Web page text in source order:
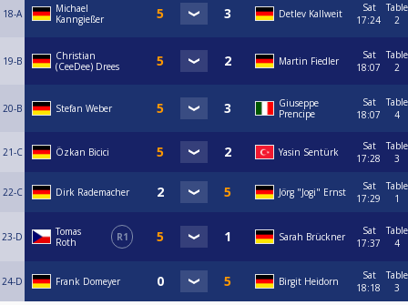
18-A
Michael
Kanngießer
Detlev Kallweit
Sat
17:24
Table
2
19-B
Christian
(CeeDee) Drees
Martin Fiedler
Sat
18:07
Table
2
20-B Stefan Weber
Giuseppe
Prencipe
Sat
18:07
Table
4
21-C Özkan Bicici Yasin Sentürk
Sat
17:28
Table
3
22-C Dirk Rademacher Jörg "Jogi" Ernst
Sat
17:29
Table
1
23-D
Tomas
Roth
R1 Sarah Brückner
Sat
17:37
Table
4
24-D Frank Domeyer Birgit Heidorn
Sat
18:18
Table
3